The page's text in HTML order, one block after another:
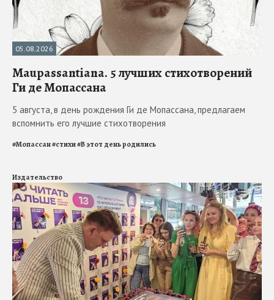
05.08.2026
Maupassantiana. 5 лучших стихотворений
Ги де Мопассана
5 августа, в день рождения Ги де Мопассана, предлагаем
вспомнить его лучшие стихотворения
#Мопассан#стихи#В этот день родились
Издательство